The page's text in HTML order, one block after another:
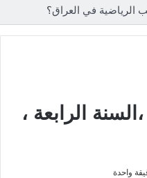
الرابعة ،
واحدة